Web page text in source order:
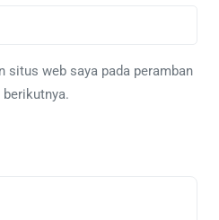
situs web saya pada peramban